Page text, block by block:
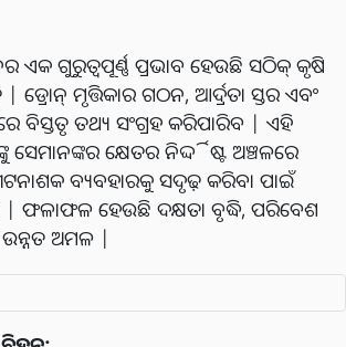
ଏକ ଗୁରୁତ୍ୱପୂର୍ଣ୍ଣ ପ୍ରଭାବ ହେଉଛି ସଠିକ୍ କୃଷି
ମୃତ୍ତିକାର ଗଠନ, ଆର୍ଦ୍ରତା ସ୍ତର ଏବଂ
ବିସ୍ତୃତ ତଥ୍ୟ ସଂଗ୍ରହ କରିପାରିବ | ଏହି
ସେମାନଙ୍କର କ୍ଷେତର ନିର୍ଦ୍ଦିଷ୍ଟ ଅଞ୍ଚଳରେ
ବ୍ୟବହାରକୁ ସଦୃଢ଼ କରିବା ପାଇଁ
ଫଳାଫଳ ହେଉଛି ଦକ୍ଷତା ବୃଦ୍ଧି, ପରିବେଶ
ଉନ୍ନତ ଅମଳ |